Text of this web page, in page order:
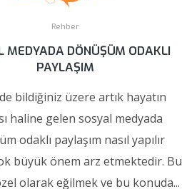
Rehber
MEDYADA DÖNÜŞÜM ODAKLI
PAYLAŞIM
bildiğiniz üzere artık hayatın
haline gelen sosyal medyada
odaklı paylaşım nasıl yapılır
büyük önem arz etmektedir. Bu
olarak eğilmek ve bu konuda...